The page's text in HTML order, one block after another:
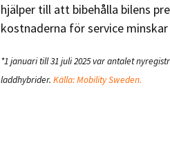
hjälper till att bibehålla bilens
kostnaderna för service
*1 januari till 31 juli 2025 var antalet
laddhybrider. Källa: Mobility Sweden.